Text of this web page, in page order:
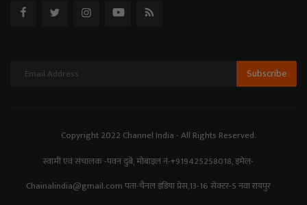
Subscribe
Copyright 2022 Channel India - All Rights Reserved.
स्वामी एवं संचालक -पवन दुबे, मोबाइल नं-+919425258018, इमेल-
Chainalindia@gmail.com पता-चैनल इंडिया प्रेस,13-16 सेक्टर-5 नवा रायपुर